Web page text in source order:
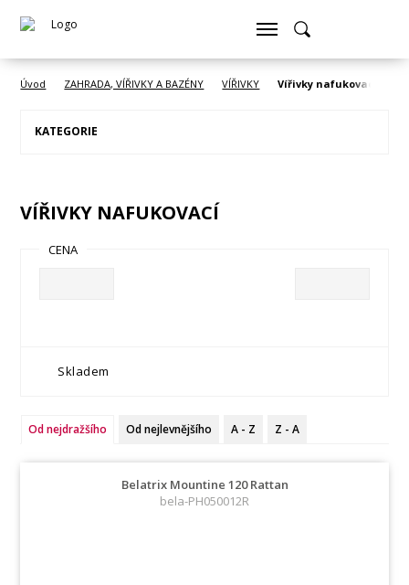
Úvod ZAHRADA, VÍŘIVKY A BAZÉNY VÍŘIVKY Vířivky nafukovací
KATEGORIE
VÍŘIVKY NAFUKOVACÍ
CENA
Skladem
Od nejdražšího Od nejlevnějšího A - Z Z - A
Belatrix Mountine 120 Rattan
bela-PH050012R